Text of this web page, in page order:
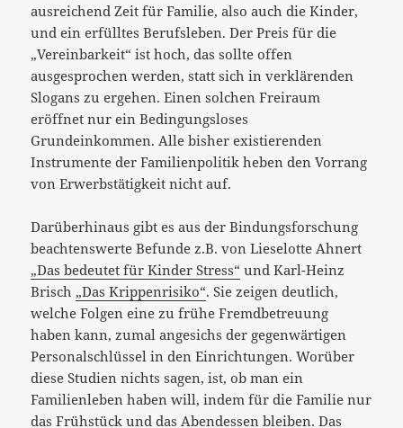
ausreichend Zeit für Familie, also auch die Kinder,
und ein erfülltes Berufsleben. Der Preis für die
„Vereinbarkeit“ ist hoch, das sollte offen
ausgesprochen werden, statt sich in verklärenden
Slogans zu ergehen. Einen solchen Freiraum
eröffnet nur ein Bedingungsloses
Grundeinkommen. Alle bisher existierenden
Instrumente der Familienpolitik heben den Vorrang
von Erwerbstätigkeit nicht auf.
Darüberhinaus gibt es aus der Bindungsforschung
beachtenswerte Befunde z.B. von Lieselotte Ahnert
„Das bedeutet für Kinder Stress“ und Karl-Heinz
Brisch „Das Krippenrisiko“. Sie zeigen deutlich,
welche Folgen eine zu frühe Fremdbetreuung
haben kann, zumal angesichs der gegenwärtigen
Personalschlüssel in den Einrichtungen. Worüber
diese Studien nichts sagen, ist, ob man ein
Familienleben haben will, indem für die Familie nur
das Frühstück und das Abendessen bleiben. Das